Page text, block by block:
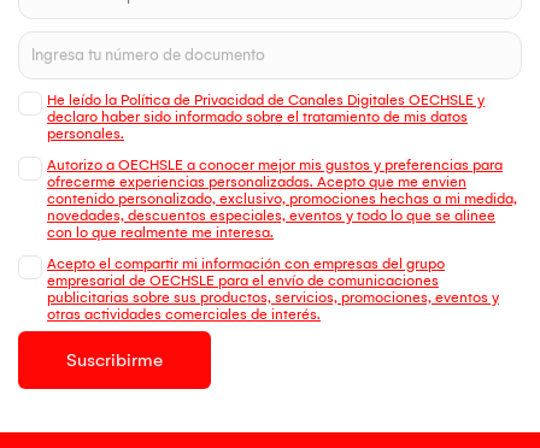
He leído la Política de Privacidad de Canales Digitales OECHSLE y
declaro haber sido informado sobre el tratamiento de mis datos
personales.
Autorizo a OECHSLE a conocer mejor mis gustos y preferencias para
ofrecerme experiencias personalizadas. Acepto que me envien
contenido personalizado, exclusivo, promociones hechas a mi medida,
novedades, descuentos especiales, eventos y todo lo que se alinee
con lo que realmente me interesa.
Acepto el compartir mi información con empresas del grupo
empresarial de OECHSLE para el envío de comunicaciones
publicitarias sobre sus productos, servicios, promociones, eventos y
otras actividades comerciales de interés.
Suscribirme